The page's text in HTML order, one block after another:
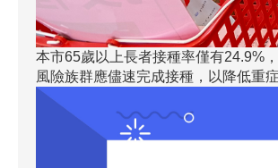
本市65歲以上長者接種率僅有24.9%
風險族群應儘速完成接種，以降低重症